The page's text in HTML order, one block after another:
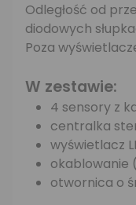
Odległość od
diodowych
Poza
W zestawie:
4 sensory z
centralka
wyświetlacz
okablowanie
otwornica o